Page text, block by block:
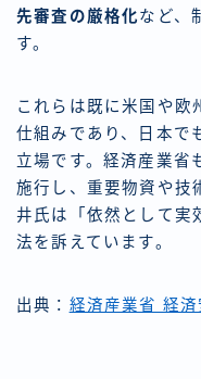
先審査の厳格化など、
す。
これらは既に米国や欧
仕組みであり、日本で
立場です。経済産業省
施行し、重要物資や技
井氏は「依然として実
法を訴えています。
出典： 経済産業省 経